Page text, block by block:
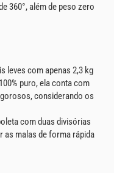
360°, além de peso zero
leves com apenas 2,3 kg
puro, ela conta com
considerando os
com duas divisórias
as malas de forma rápida